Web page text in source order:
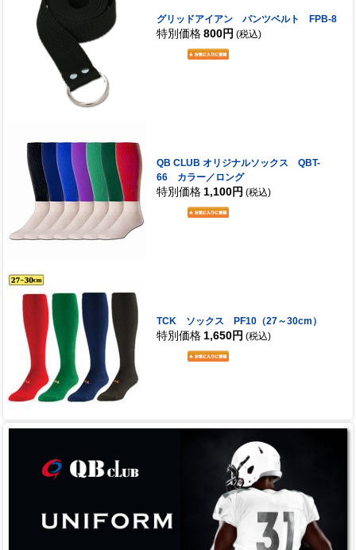
グリッドアイアン パンツベルト FPB-8
特別価格 800円 (税込)
QB CLUB オリジナルソックス QBT-
66 カラー／ロング
特別価格 1,100円 (税込)
TCK ソックス PF10（27～30cm）
特別価格 1,650円 (税込)